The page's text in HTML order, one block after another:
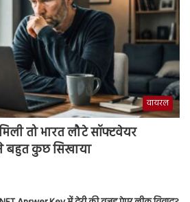
वायरल
तो भारत लौटे सॉफ्टवेयर
बहुत कुछ सिखाया